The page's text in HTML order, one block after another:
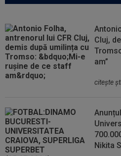
Cluj,
am”
citeşte
Nikita